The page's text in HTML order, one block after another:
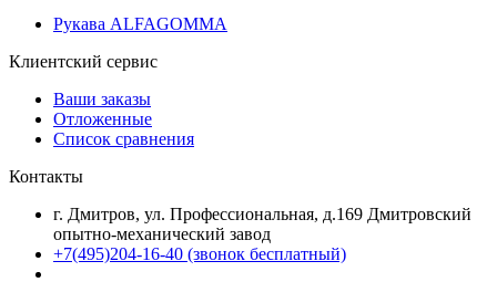
Рукава ALFAGOMMA
Клиентский сервис
Ваши заказы
Отложенные
Список сравнения
Контакты
г. Дмитров, ул. Профессиональная, д.169 Дмитровский
опытно-механический завод
+7(495)204-16-40 (звонок бесплатный)